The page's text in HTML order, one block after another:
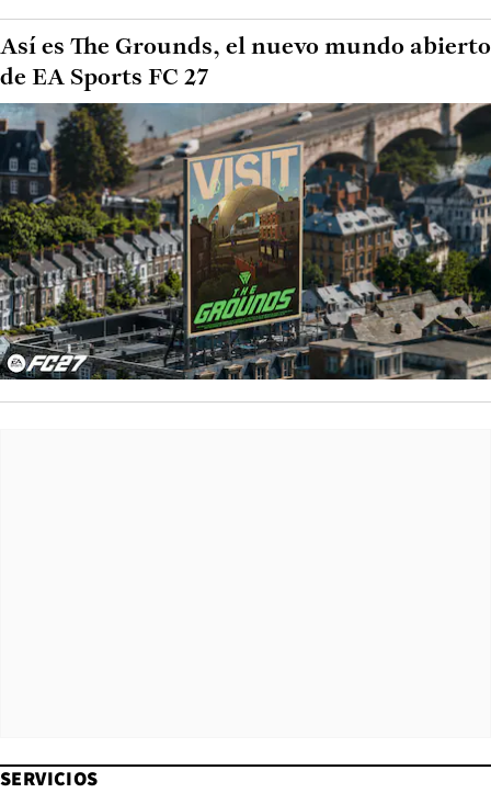
Así es The Grounds, el nuevo mundo abierto
de EA Sports FC 27
SERVICIOS